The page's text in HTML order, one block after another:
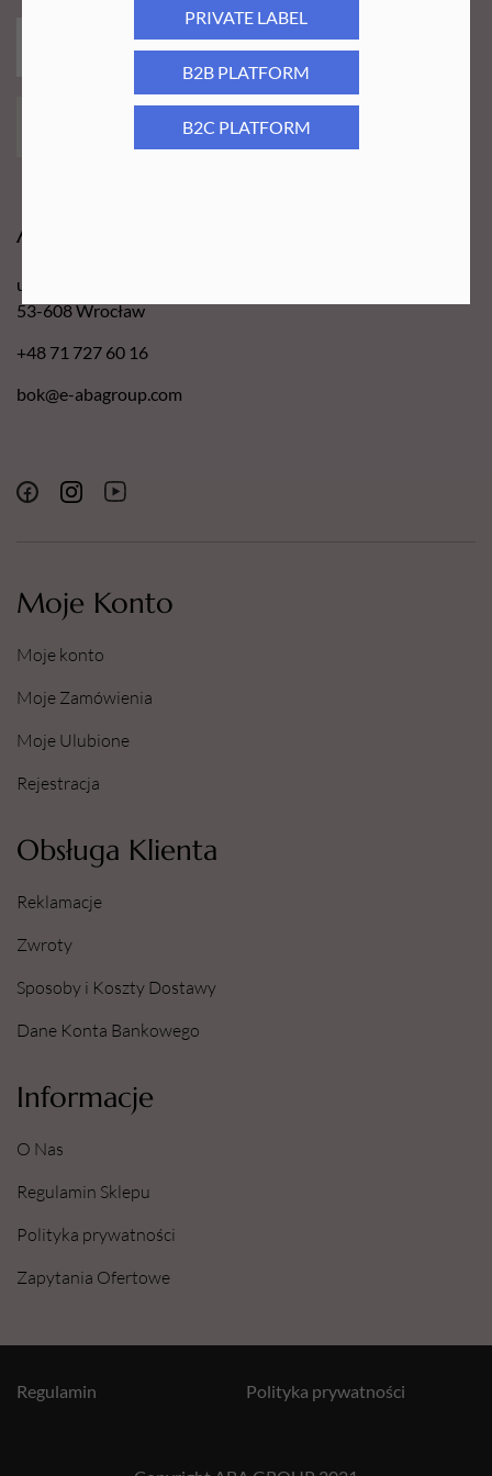
PRIVATE LABEL
B2B PLATFORM
B2C PLATFORM
ZAPISZ MNIE!
Moje Konto
Moje konto
Moje Zamówienia
Moje Ulubione
Rejestracja
Obsługa Klienta
Reklamacje
Zwroty
Sposoby i Koszty Dostawy
Dane Konta Bankowego
Informacje
O Nas
Regulamin Sklepu
Polityka prywatności
Zapytania Ofertowe
Aba Group
ul. Robotnicza 70D
53-608 Wrocław
+48 71 727 60 16
bok@e-abagroup.com
Polityka prywatności
Regulamin